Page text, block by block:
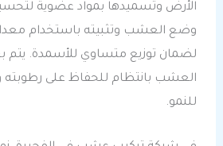
الأرض وتسميدها بمواد عضوية
وضع العشب وتثبيته باستخدام
لضمان توزيع متساوي للأسمدة.
العشب بانتظام للحفاظ على رطوبته
للنمو.